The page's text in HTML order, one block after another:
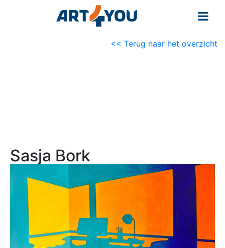
<< Terug naar het overzicht
Sasja Bork